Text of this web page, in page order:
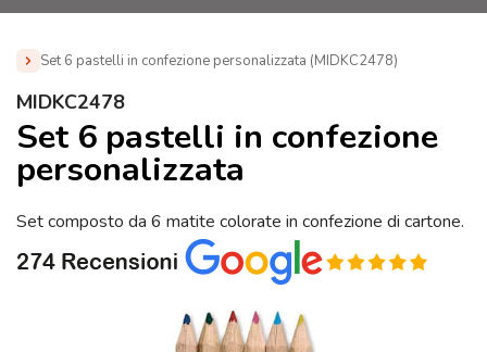
Set 6 pastelli in confezione personalizzata (MIDKC2478)
Home » Penne Personalizzate con LOGO, Matite, Pastelli,
confezione personalizzata (MIDKC2478)
MIDKC2478
Set 6 pastelli in confezione
personalizzata
Set composto da 6 matite colorate in confezione di cartone.